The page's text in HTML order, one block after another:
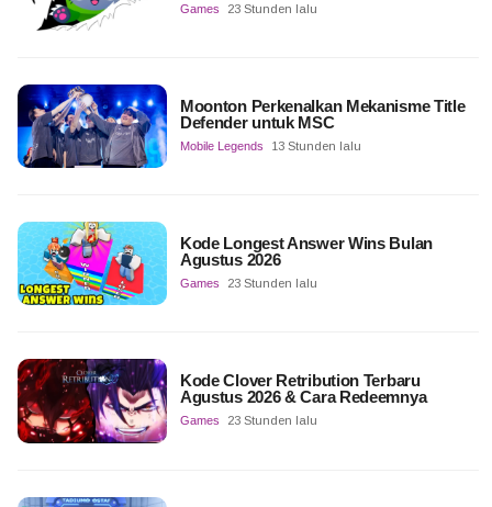
Games 23 Stunden lalu
Moonton Perkenalkan Mekanisme Title
Defender untuk MSC
Mobile Legends 13 Stunden lalu
Kode Longest Answer Wins Bulan
Agustus 2026
Games 23 Stunden lalu
Kode Clover Retribution Terbaru
Agustus 2026 & Cara Redeemnya
Games 23 Stunden lalu